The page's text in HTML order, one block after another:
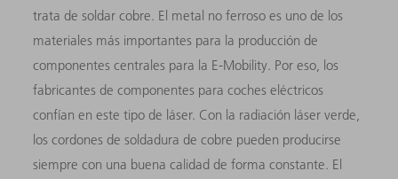
trata de soldar cobre. El metal no ferroso es uno de los
materiales más importantes para la producción de
componentes centrales para la E-Mobility. Por eso, los
fabricantes de componentes para coches eléctricos
confían en este tipo de láser. Con la radiación láser verde,
los cordones de soldadura de cobre pueden producirse
siempre con una buena calidad de forma constante. El